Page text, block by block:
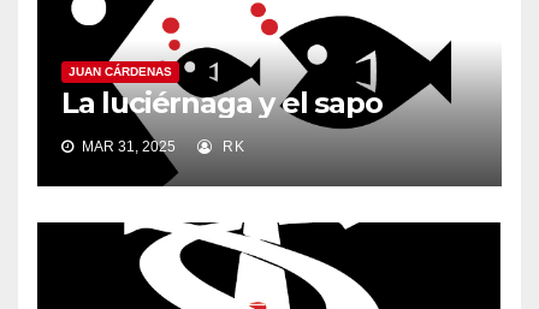
JUAN CÁRDENAS
La luciérnaga y el sapo
MAR 31, 2025 RK